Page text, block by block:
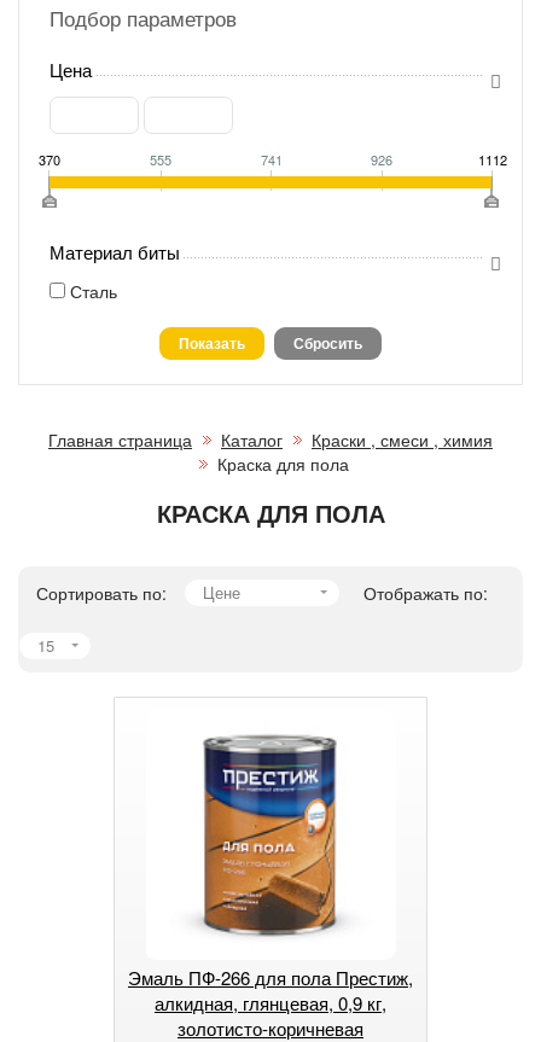
Подбор параметров
Цена
370 555 741 926 1112
Материал биты
Сталь
Главная страница Каталог
Краски , смеси , химия
Краска для пола
КРАСКА ДЛЯ ПОЛА
Сортировать по: Цене Отображать по:
15
Эмаль ПФ-266 для пола Престиж,
алкидная, глянцевая, 0,9 кг,
золотисто-коричневая